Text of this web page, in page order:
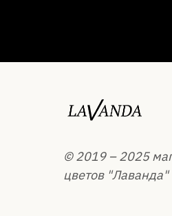
© 2019 – 2025
цветов "Лаванда"